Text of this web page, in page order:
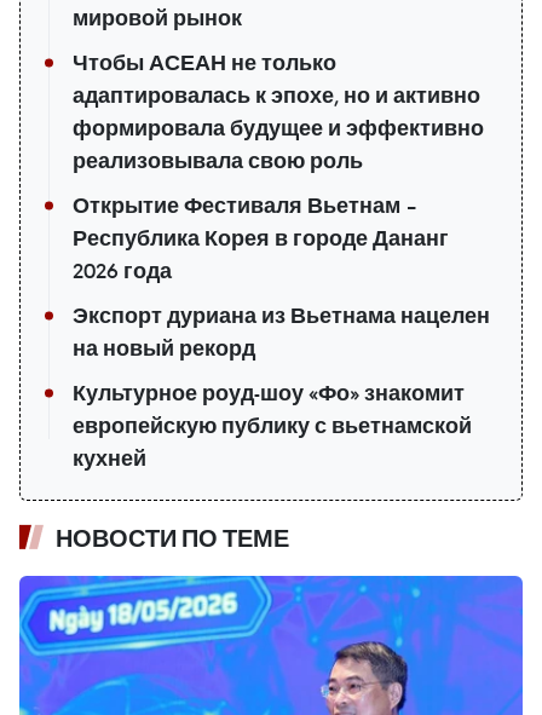
мировой рынок
Чтобы АСЕАН не только
адаптировалась к эпохе, но и активно
формировала будущее и эффективно
реализовывала свою роль
Открытие Фестиваля Вьетнам –
Республика Корея в городе Дананг
2026 года
Экспорт дуриана из Вьетнама нацелен
на новый рекорд
Культурное роуд-шоу «Фо» знакомит
европейскую публику с вьетнамской
кухней
НОВОСТИ ПО ТЕМЕ